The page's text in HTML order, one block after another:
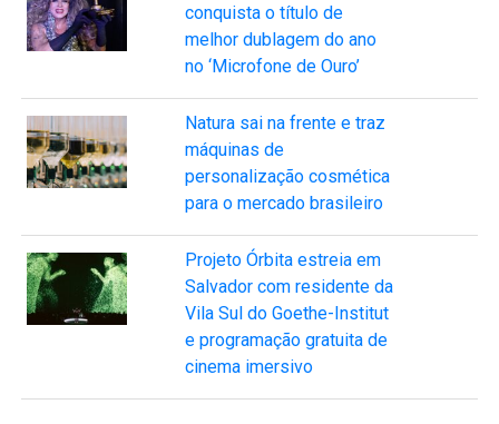
conquista o título de
melhor dublagem do ano
no ‘Microfone de Ouro’
Natura sai na frente e traz
máquinas de
personalização cosmética
para o mercado brasileiro
Projeto Órbita estreia em
Salvador com residente da
Vila Sul do Goethe-Institut
e programação gratuita de
cinema imersivo